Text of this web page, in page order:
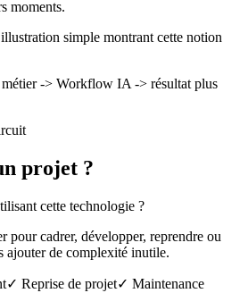
moments.
simple montrant cette notion
-> Workflow IA -> résultat plus
projet ?
cette technologie ?
pour cadrer, développer, reprendre ou
ajouter de complexité inutile.
✓ Reprise de projet✓ Maintenance